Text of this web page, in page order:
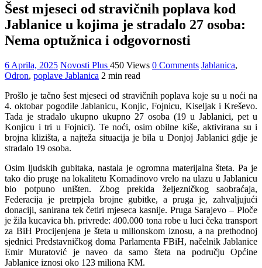
Šest mjeseci od stravičnih poplava kod
Jablanice u kojima je stradalo 27 osoba:
Nema optužnica i odgovornosti
6 Aprila, 2025 Novosti Plus 450 Views 0 Comments Jablanica,
Odron, poplave Jablanica 2 min read
Prošlo je tačno šest mjeseci od stravičnih poplava koje su u noći na
4. oktobar pogodile Jablanicu, Konjic, Fojnicu, Kiseljak i Kreševo.
Tada je stradalo ukupno ukupno 27 osoba (19 u Jablanici, pet u
Konjicu i tri u Fojnici). Te noći, osim obilne kiše, aktivirana su i
brojna klizišta, a najteža situacija je bila u Donjoj Jablanici gdje je
stradalo 19 osoba.
Osim ljudskih gubitaka, nastala je ogromna materijalna šteta. Pa je
tako dio pruge na lokalitetu Komadinovo vrelo na ulazu u Jablanicu
bio potpuno uništen. Zbog prekida željezničkog saobraćaja,
Federacija je pretrpjela brojne gubitke, a pruga je, zahvaljujući
donaciji, sanirana tek četiri mjeseca kasnije. Pruga Sarajevo – Ploče
je žila kucavica bh. privrede: 400.000 tona robe u luci čeka transport
za BiH Procijenjena je šteta u milionskom iznosu, a na prethodnoj
sjednici Predstavničkog doma Parlamenta FBiH, načelnik Jablanice
Emir Muratović je naveo da samo šteta na području Općine
Jablanice iznosi oko 123 miliona KM.